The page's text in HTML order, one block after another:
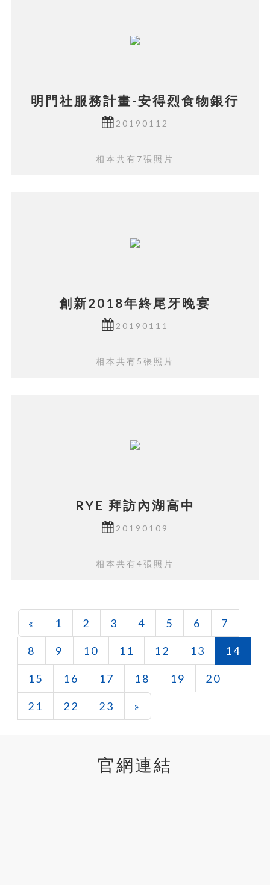
明門社服務計畫-安得烈食物銀行
20190112
相本共有7張照片
創新2018年終尾牙晚宴
20190111
相本共有5張照片
RYE 拜訪內湖高中
20190109
相本共有4張照片
« 1 2 3 4 5 6 7
8 9 10 11 12 13 14
15 16 17 18 19 20
21 22 23 »
官網連結